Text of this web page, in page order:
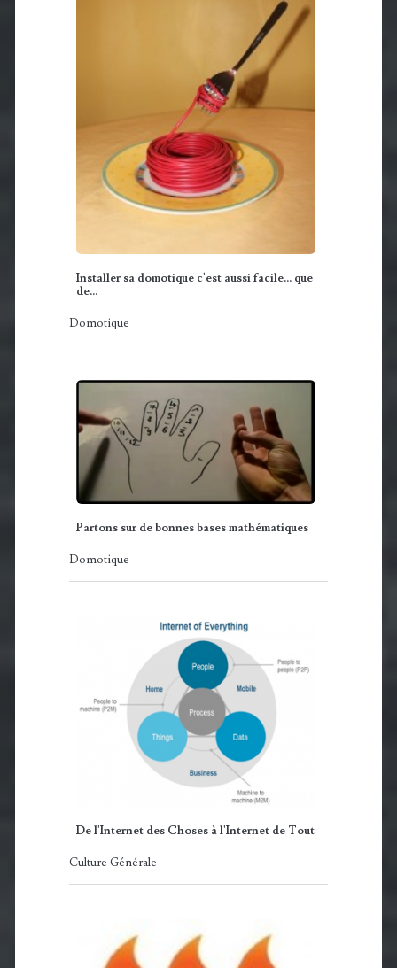
Installer sa domotique c'est aussi facile... que
de…
Domotique
Partons sur de bonnes bases mathématiques
Domotique
De l'Internet des Choses à l'Internet de Tout
Culture Générale